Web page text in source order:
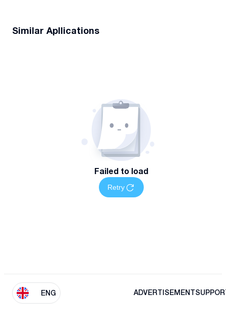
Similar Apllications
Failed to load
Retry
ENG ADVERTISEMENT